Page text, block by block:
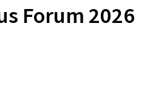
Forum 2026